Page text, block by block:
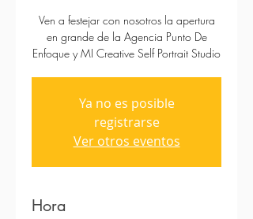
Ven a festejar con nosotros la apertura
en grande de la Agencia Punto De
Enfoque y MI Creative Self Portrait Studio
Ya no es posible
registrarse
Ver otros eventos
Hora